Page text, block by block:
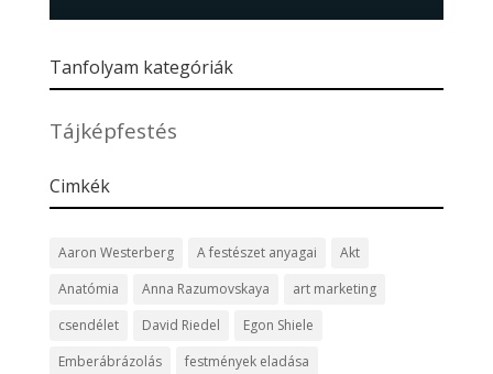
Tanfolyam kategóriák
Tájképfestés
Cimkék
Aaron Westerberg A festészet anyagai
Akt
Anatómia
Anna Razumovskaya
art marketing
csendélet
David Riedel
Egon Shiele
Emberábrázolás
festmények eladása